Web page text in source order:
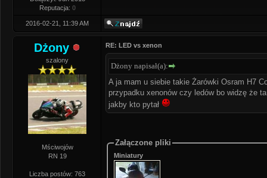
Reputacja: 0
2016-02-21, 11:39 AM
Dżony
szalony
Mściwojów
RN 19
Liczba postów: 763
RE: LED vs xenon
Dżony napisał(a):
A ja mam u siebie takie Żarówki Osram H7
przypadku xenonów czy ledów bo widzę że
jakby kto pytał
Załączone pliki
Miniatury